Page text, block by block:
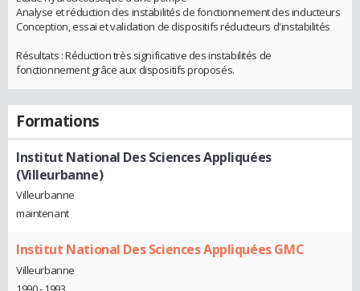
Analyse et réduction des instabilités de fonctionnement des inducteurs
Conception, essai et validation de dispositifs réducteurs d'instabilités
Résultats : Réduction très significative des instabilités de
fonctionnement grâce aux dispositifs proposés.
Formations
Institut National Des Sciences Appliquées
(Villeurbanne)
Villeurbanne
maintenant
Institut National Des Sciences Appliquées GMC
Villeurbanne